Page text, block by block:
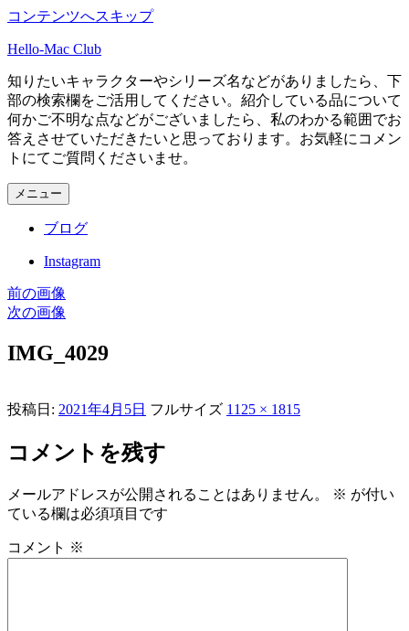
コンテンツへスキップ
Hello-Mac Club
知りたいキャラクターやシリーズ名などがありましたら、下
部の検索欄をご活用してください。紹介している品について
何かご不明な点などがございましたら、私のわかる範囲でお
答えさせていただきたいと思っております。お気軽にコメン
トにてご質問くださいませ。
メニュー
ブログ
Instagram
前の画像
次の画像
IMG_4029
投稿日: 2021年4月5日 フルサイズ 1125 × 1815
コメントを残す
メールアドレスが公開されることはありません。 ※ が付い
ている欄は必須項目です
コメント ※